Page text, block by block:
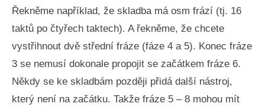
Řekněme například, že skladba má osm frází (tj. 16
taktů po čtyřech taktech). A řekněme, že chcete
vystřihnout dvě střední fráze (fáze 4 a 5). Konec fráze
3 se nemusí dokonale propojit se začátkem fráze 6.
Někdy se ke skladbám později přidá další nástroj,
který není na začátku. Takže fráze 5 – 8 mohou mít